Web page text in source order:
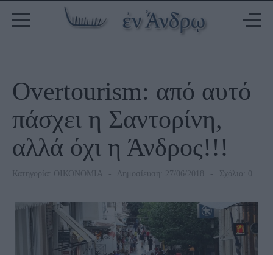
Overtourism: από αυτό
πάσχει η Σαντορίνη,
αλλά όχι η Άνδρος!!!
Κατηγορία: ΟΙΚΟΝΟΜΙΑ Δημοσίευση: 27/06/2018 Σχόλια: 0